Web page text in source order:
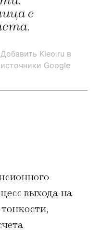
с
Добавить Kleo.ru в
источники Google
выхода на